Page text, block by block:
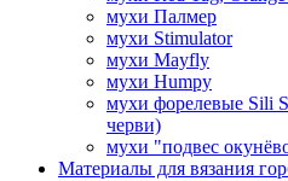
мухи Палмер
мухи Stimulator
мухи Mayfly
мухи Humpy
мухи форелевые Sili
черви)
мухи "подвес
Материалы для вязания